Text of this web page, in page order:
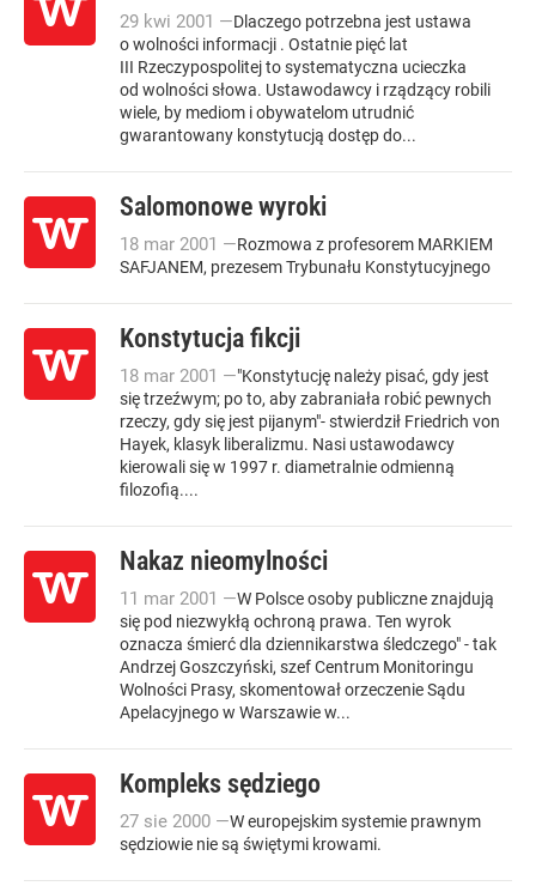
29 kwi 2001 —Dlaczego potrzebna jest ustawa
o wolności informacji . Ostatnie pięć lat
III Rzeczypospolitej to systematyczna ucieczka
od wolności słowa. Ustawodawcy i rządzący robili
wiele, by mediom i obywatelom utrudnić
gwarantowany konstytucją dostęp do...
Salomonowe wyroki
18 mar 2001 —Rozmowa z profesorem MARKIEM
SAFJANEM, prezesem Trybunału Konstytucyjnego
Konstytucja fikcji
18 mar 2001 —"Konstytucję należy pisać, gdy jest
się trzeźwym; po to, aby zabraniała robić pewnych
rzeczy, gdy się jest pijanym"- stwierdził Friedrich von
Hayek, klasyk liberalizmu. Nasi ustawodawcy
kierowali się w 1997 r. diametralnie odmienną
filozofią....
Nakaz nieomylności
11 mar 2001 —W Polsce osoby publiczne znajdują
się pod niezwykłą ochroną prawa. Ten wyrok
oznacza śmierć dla dziennikarstwa śledczego" - tak
Andrzej Goszczyński, szef Centrum Monitoringu
Wolności Prasy, skomentował orzeczenie Sądu
Apelacyjnego w Warszawie w...
Kompleks sędziego
27 sie 2000 —W europejskim systemie prawnym
sędziowie nie są świętymi krowami.